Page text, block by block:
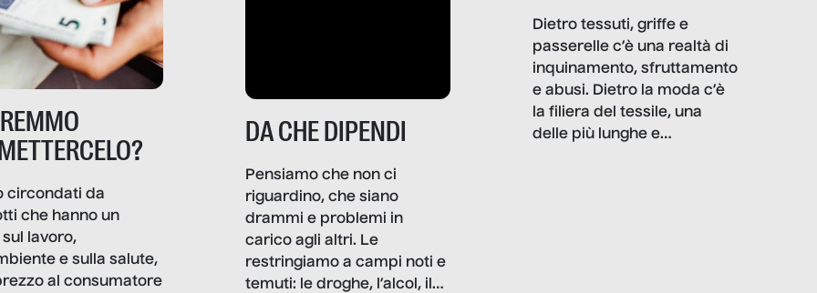
circondati da
che hanno un
lavoro,
e sulla salute,
al consumatore
DA CHE DIPENDI
Pensiamo che non ci
riguardino, che siano
drammi e problemi in
carico agli altri. Le
restringiamo a campi noti e
temuti: le droghe, l’alcol, il
Dietro tessuti, griffe e
passerelle c’è una realtà di
inquinamento, sfruttamento
e abusi. Dietro la moda c’è
la filiera del tessile, una
delle più lunghe e